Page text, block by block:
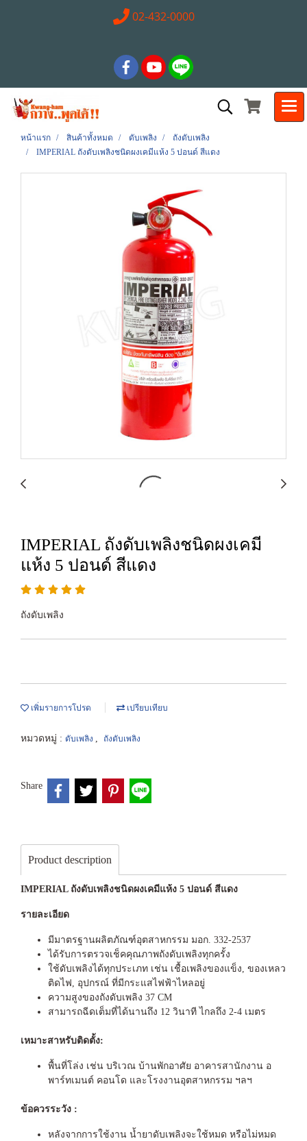
02-432-0000
หน้าแรก สินค้าทั้งหมด ดับเพลิง
ถังดับเพลิง
IMPERIAL ถังดับเพลิงชนิดผงเคมีแห้ง 5 ปอนด์ สีแดง
IMPERIAL ถังดับเพลิงชนิดผงเคมี
แห้ง 5 ปอนด์ สีแดง
ถังดับเพลิง
เพิ่มรายการโปรด เปรียบเทียบ
หมวดหมู่ : ดับเพลิง , ถังดับเพลิง
Share
Product description
IMPERIAL ถังดับเพลิงชนิดผงเคมีแห้ง 5 ปอนด์ สีแดง
รายละเอียด
มีมาตรฐานผลิตภัณฑ์อุตสาหกรรม มอก. 332-2537
ได้รับการตรวจเช็คคุณภาพถังดับเพลิงทุกครั้ง
ใช้ดับเพลิงได้ทุกประเภท เช่น เชื้อเพลิงของแข็ง, ของเหลว
ติดไฟ, อุปกรณ์ ที่มีกระแสไฟฟ้าไหลอยู่
ความสูงของถังดับเพลิง 37 CM
สามารถฉีดเต็มที่ได้นานถึง 12 วินาที ไกลถึง 2-4 เมตร
เหมาะสาหรับติดตั้ง:
พื้นที่โล่ง เช่น บริเวณ บ้านพักอาศัย อาคารสานักงาน อ
พาร์ทเมนต์ คอนโด และโรงงานอุตสาหกรรม ฯลฯ
ข้อควรระวัง :
หลังจากการใช้งาน น้ำยาดับเพลิงจะใช้หมด หรือไม่หมด